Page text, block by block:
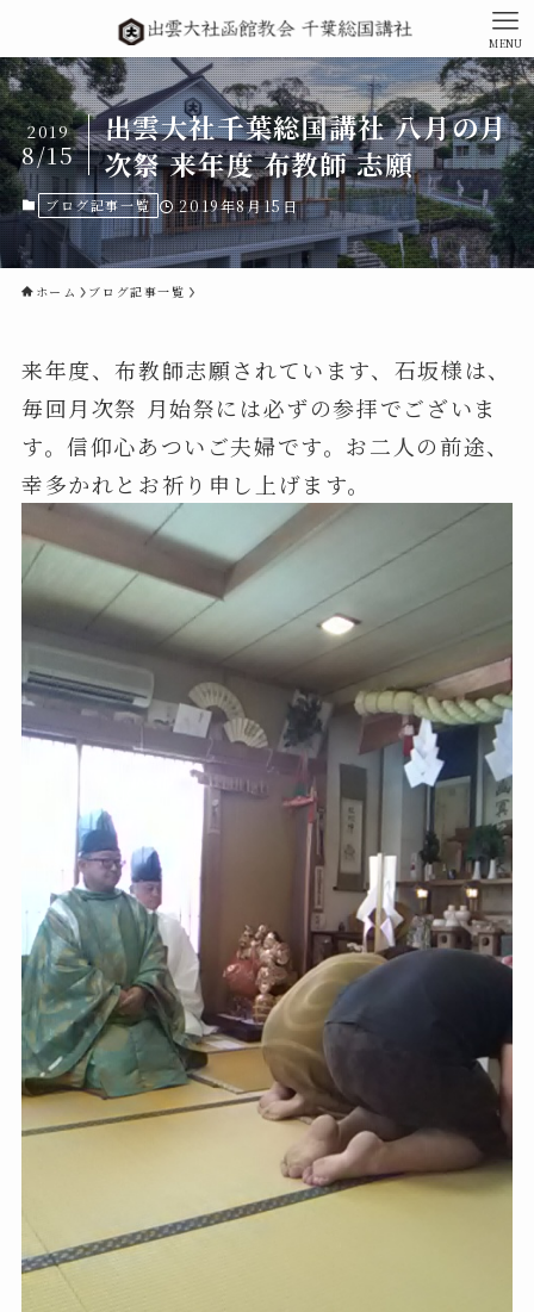
MENU
出雲大社千葉総国講社 八月の月
次祭 来年度 布教師 志願
2019
8/15
ブログ記事一覧 2019年8月15日
ホーム ブログ記事一覧
来年度、布教師志願されています、石坂様は、
毎回月次祭 月始祭には必ずの参拝でございま
す。信仰心あついご夫婦です。お二人の前途、
幸多かれとお祈り申し上げます。